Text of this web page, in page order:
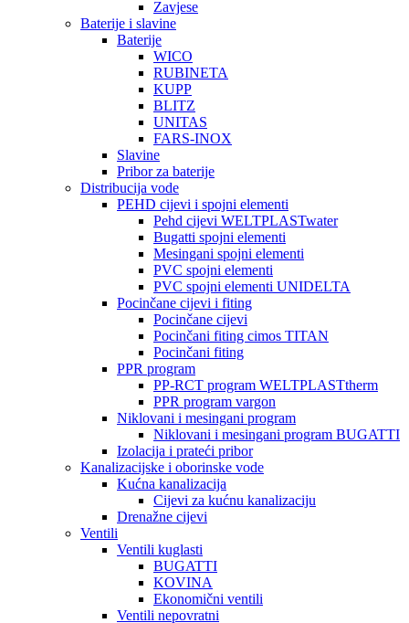
Zavjese
Baterije i slavine
Baterije
WICO
RUBINETA
KUPP
BLITZ
UNITAS
FARS-INOX
Slavine
Pribor za baterije
Distribucija vode
PEHD cijevi i spojni elementi
Pehd cijevi WELTPLASTwater
Bugatti spojni elementi
Mesingani spojni elementi
PVC spojni elementi
PVC spojni elementi UNIDELTA
Pocinčane cijevi i fiting
Pocinčane cijevi
Pocinčani fiting cimos TITAN
Pocinčani fiting
PPR program
PP-RCT program WELTPLASTtherm
PPR program vargon
Niklovani i mesingani program
Niklovani i mesingani program BUGATTI
Izolacija i prateći pribor
Kanalizacijske i oborinske vode
Kućna kanalizacija
Cijevi za kućnu kanalizaciju
Drenažne cijevi
Ventili
Ventili kuglasti
BUGATTI
KOVINA
Ekonomični ventili
Ventili nepovratni